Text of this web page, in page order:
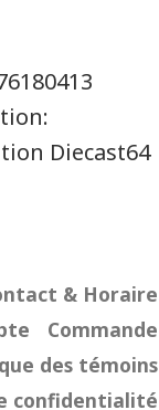
Diecast64
& Horaire
Commande
des témoins
confidentialité